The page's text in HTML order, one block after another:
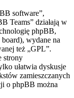
software”,
Teams” działają w
phpBB,
wydane na
też „GPL”.
strony
ułatwia dyskusje
zamieszczanych
o phpBB można